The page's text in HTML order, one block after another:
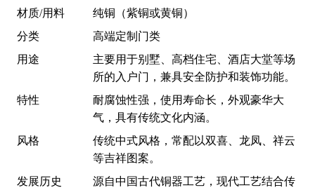
材质/用料
纯铜（紫铜或黄铜）
分类
高端定制门类
用途
主要用于别墅、高档住宅、酒店大堂等场
所的入户门，兼具安全防护和装饰功能。
特性
耐腐蚀性强，使用寿命长，外观豪华大
气，具有传统文化内涵。
风格
传统中式风格，常配以双喜、龙凤、祥云
等吉祥图案。
发展历史
源自中国古代铜器工艺，现代工艺结合传